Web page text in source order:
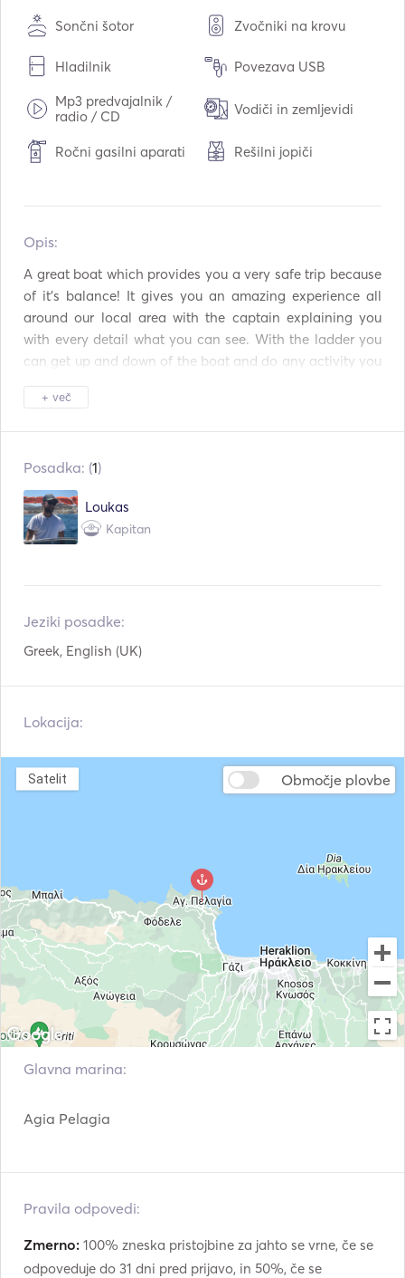
Vrsta goriva:
Zmogljivost goriva:
Sončni šotor Zvočniki na krovu
Hladilnik Povezava USB
Mp3 predvajalnik /
radio / CD
Vodiči in zemljevidi
Ročni gasilni aparati Rešilni jopiči
Opis:
A great boat which provides you a very safe trip because
of it's balance! It gives you an amazing experience all
around our local area with the captain explaining you
with every detail what you can see. With the ladder you
can get up and down of the boat and do any activity you
sunbathing while being on the pillows in the boat and
+ več
Posadka: (1)
Loukas
Kapitan
Jeziki posadke:
Greek, English (UK)
Lokacija:
Območje plovbe
Satelit
Glavna marina:
Agia Pelagia
Pravila odpovedi:
Zmerno: 100% zneska pristojbine za jahto se vrne, če se
odpoveduje do 31 dni pred prijavo, in 50%, če se